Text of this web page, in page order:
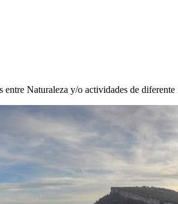
Naturaleza y/o actividades de diferente